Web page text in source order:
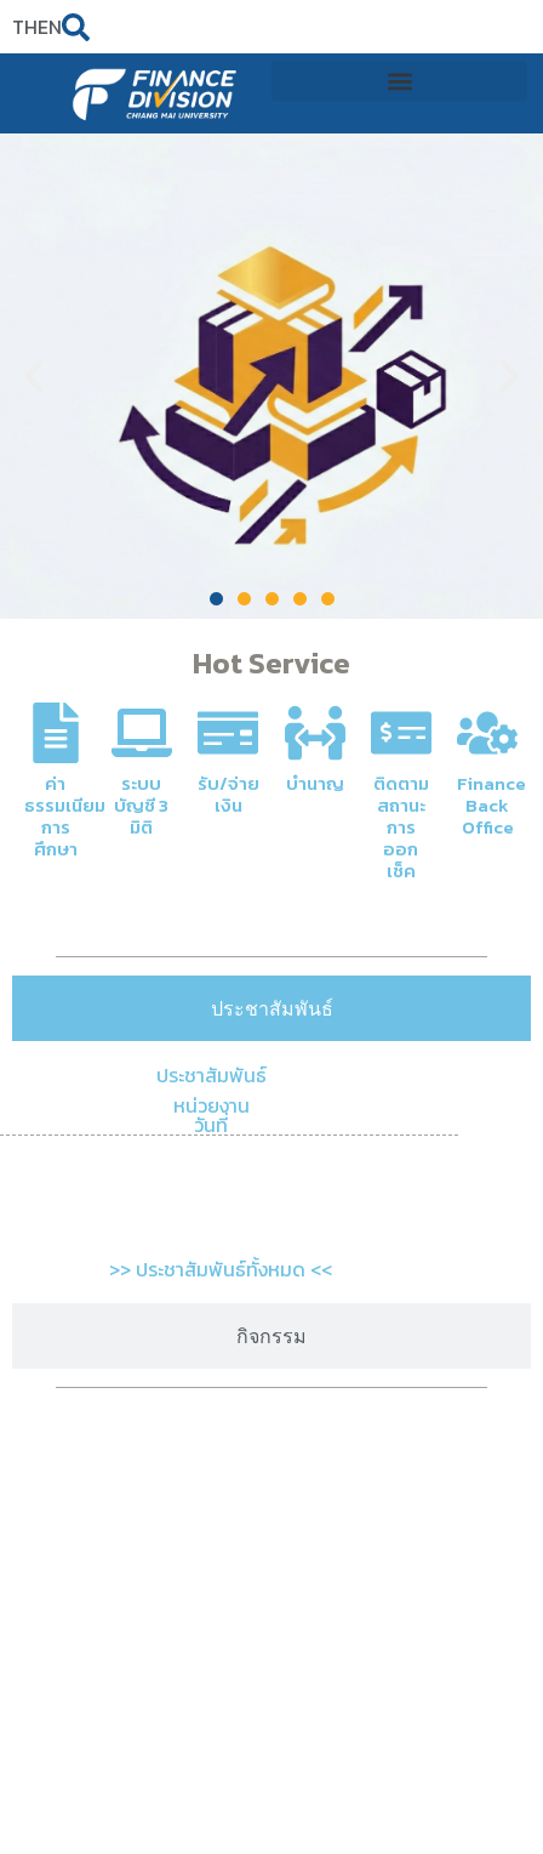
THEN
Hot Service
ค่า
ธรรมเนียม
การ
ศึกษา
ระบบ
บัญชี 3
มิติ
รับ/จ่าย
เงิน
บำนาญ ติดตาม
สถานะ
การ
ออก
เช็ค
Finance
Back
Office
ประชาสัมพันธ์
กิจกรรม
ประชาสัมพันธ์
หน่วยงาน
วันที่
>> ประชาสัมพันธ์ทั้งหมด <<